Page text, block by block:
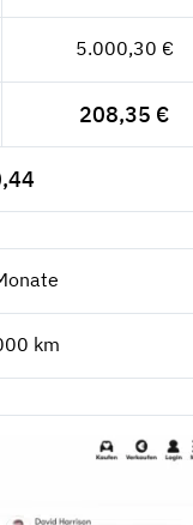
5.000,30 €
208,35 €
km